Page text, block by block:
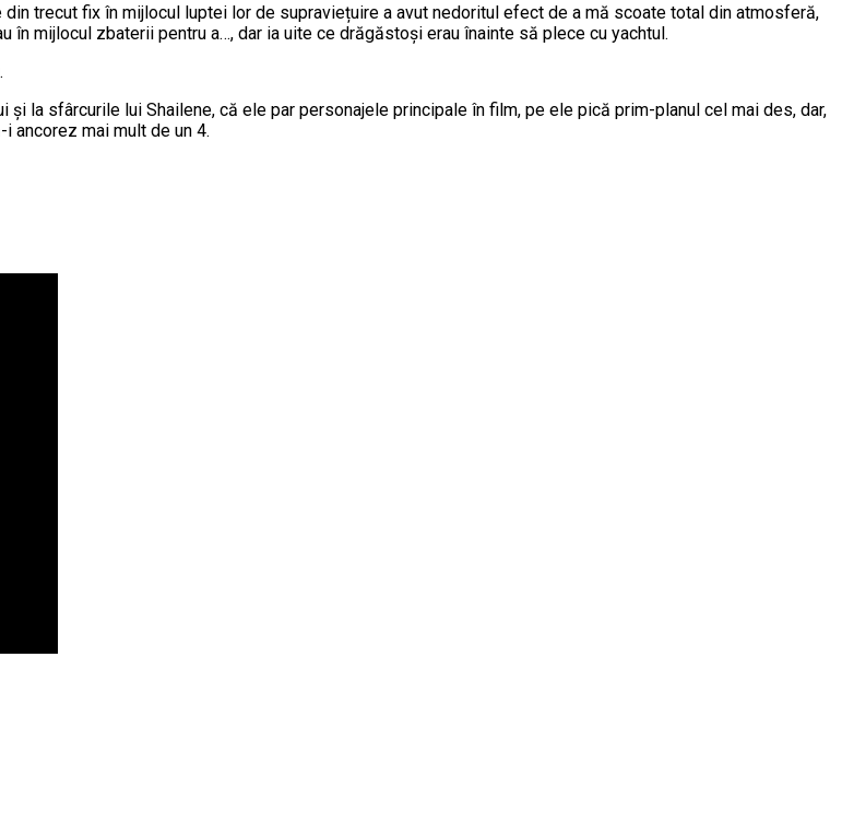
trecut fix în mijlocul luptei lor de supraviețuire a avut nedoritul efect de a mă scoate total din atmosferă,
mijlocul zbaterii pentru a…, dar ia uite ce drăgăstoși erau înainte să plece cu yachtul.
la sfârcurile lui Shailene, că ele par personajele principale în film, pe ele pică prim-planul cel mai des, dar,
ancorez mai mult de un 4.